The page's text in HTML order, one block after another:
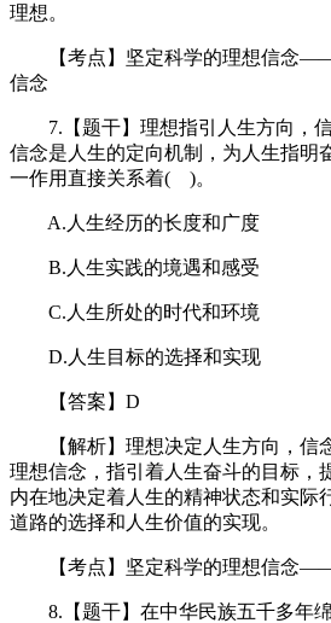
理想。
【考点】坚定科学的理想信念——
信念
7.【题干】理想指引人生方向，信
信念是人生的定向机制，为人生指明
一作用直接关系着( )。
A.人生经历的长度和广度
B.人生实践的境遇和感受
C.人生所处的时代和环境
D.人生目标的选择和实现
【答案】D
【解析】理想决定人生方向，信
理想信念，指引着人生奋斗的目标，
内在地决定着人生的精神状态和实际
道路的选择和人生价值的实现。
【考点】坚定科学的理想信念——
8.【题干】在中华民族五千多年绵